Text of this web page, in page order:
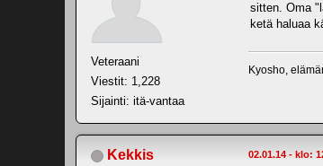
Veteraani
Viestit: 1,228
Sijainti: itä-vantaa
sitten. Oma
ketä haluaa
Kyosho,
Kekkis 02.01.14 - klo: